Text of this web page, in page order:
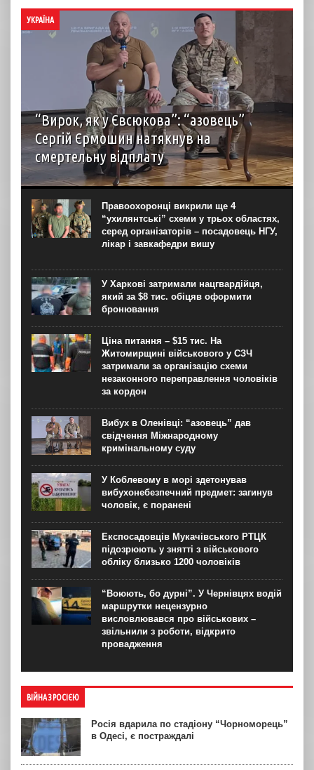
УКРАЇНА
“Вирок, як у Євсюкова”: “азовець”
Сергій Єрмошин натякнув на
смертельну відплату
Капітан Сергій Єрмошин (“Єрмалай”), колишній
військовополонений, а нині – заступник командира
бригади з тилу, начальник тилу 12-ї бригади
спеціального призначення НГУ “Азов”, вважає, що усіх
росіян, дотичних до репресій...
Правоохоронці викрили ще 4
“ухилянтські” схеми у трьох областях,
серед організаторів – посадовець НГУ,
лікар і завкафедри вишу
У Харкові затримали нацгвардійця,
який за $8 тис. обіцяв оформити
бронювання
Ціна питання – $15 тис. На
Житомирщині військового у СЗЧ
затримали за організацію схеми
незаконного переправлення чоловіків
за кордон
Вибух в Оленівці: “азовець” дав
свідчення Міжнародному
кримінальному суду
У Коблевому в морі здетонував
вибухонебезпечний предмет: загинув
чоловік, є поранені
Експосадовців Мукачівського РТЦК
підозрюють у знятті з військового
обліку близько 1200 чоловіків
“Воюють, бо дурні”. У Чернівцях водій
маршрутки нецензурно
висловлювався про військових –
звільнили з роботи, відкрито
провадження
ВІЙНА З РОСІЄЮ
Росія вдарила по стадіону “Чорноморець”
в Одесі, є постраждалі